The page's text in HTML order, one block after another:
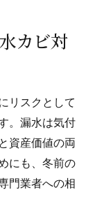
カビ対
リスクとして
。漏水は気付
資産価値の両
にも、冬前の
門業者への相